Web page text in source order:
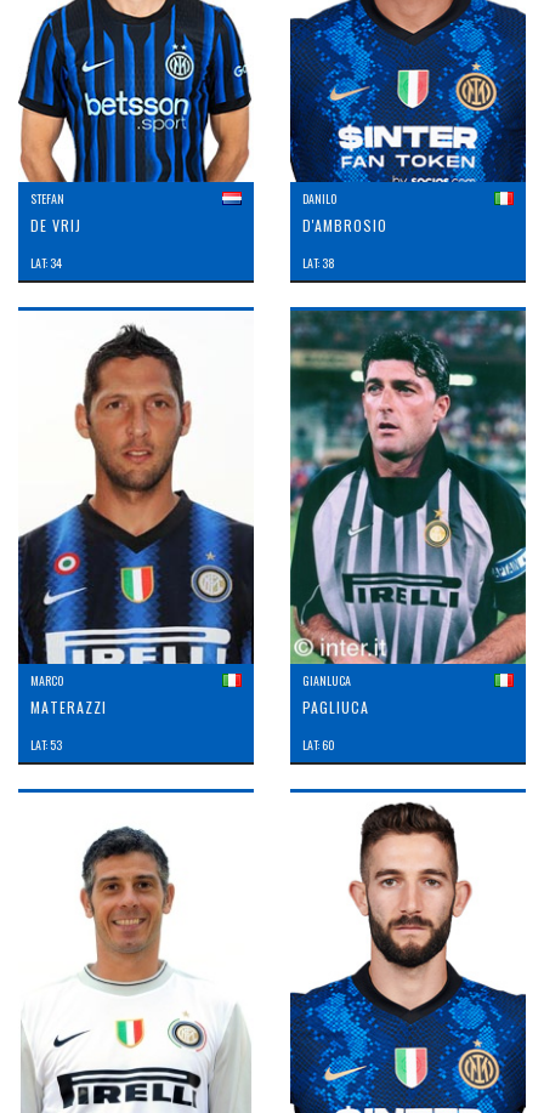
STEFAN
DE VRIJ
LAT: 34
DANILO
D'AMBROSIO
LAT: 38
MARCO
MATERAZZI
LAT: 53
GIANLUCA
PAGLIUCA
LAT: 60